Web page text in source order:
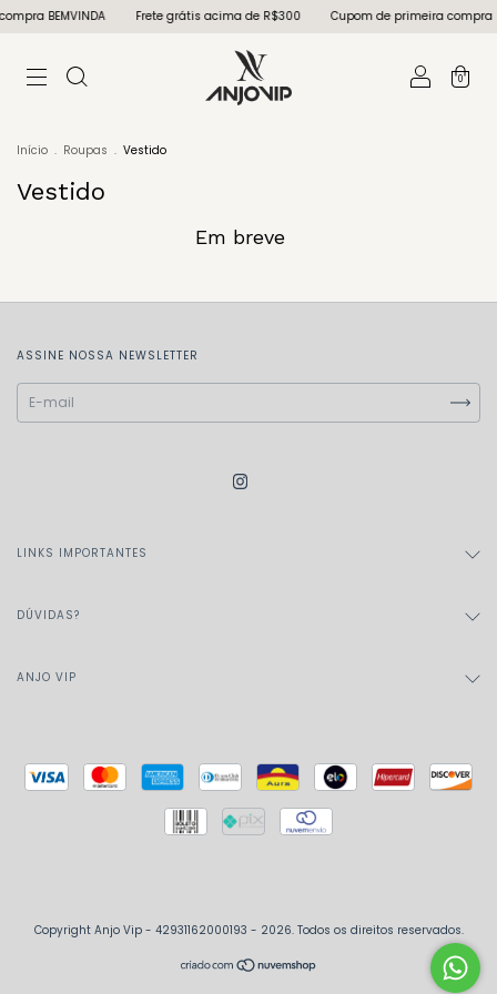
BEMVINDA Frete grátis acima de R$300 Cupom de primeira compra
0
Início . Roupas . Vestido
Vestido
Em breve
ASSINE NOSSA NEWSLETTER
LINKS IMPORTANTES
DÚVIDAS?
ANJO VIP
Copyright Anjo Vip - 42931162000193 - 2026. Todos os direitos reservados.